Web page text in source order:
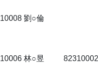
劉○倫
林○昱